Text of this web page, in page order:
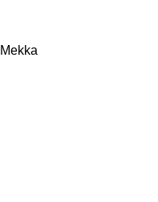
Mekka